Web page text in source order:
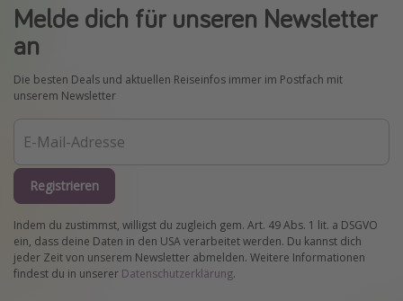
Melde dich für unseren Newsletter
an
Die besten Deals und aktuellen Reiseinfos immer im Postfach mit
unserem Newsletter
Registrieren
Indem du zustimmst, willigst du zugleich gem. Art. 49 Abs. 1 lit. a DSGVO
ein, dass deine Daten in den USA verarbeitet werden. Du kannst dich
jeder Zeit von unserem Newsletter abmelden. Weitere Informationen
findest du in unserer Datenschutzerklärung.